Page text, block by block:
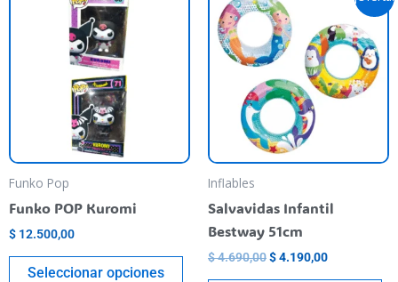
Funko Pop
Funko POP Kuromi
$ 12.500,00
Seleccionar opciones
producto
opciones
se
pueden
elegir
Inflables
Salvavidas Infantil
Bestway 51cm
$4.690,00
precio
original
era:
$ 4.690,00.
$4.190,00
precio
actual
es:
$ 4.190,00.
se